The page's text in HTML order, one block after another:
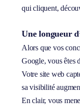
qui cliquent,
Une longueur
Alors que vos
Google, vous êtes
Votre site web
sa visibilité
En clair, vous